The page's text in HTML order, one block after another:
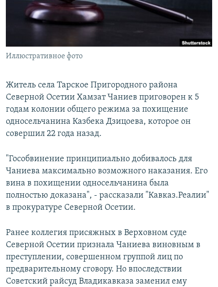
СОЦИАЛЬНЫЕ СЕТИ
Все сайты РСЕ/РС
Иллюстративное фото
Житель села Тарское Пригородного района
Северной Осетии Хамзат Чаниев приговорен к 5
годам колонии общего режима за похищение
односельчанина Казбека Дзицоева, которое он
совершил 22 года назад.
"Гособвинение принципиально добивалось для
Чаниева максимально возможного наказания. Его
вина в похищении односельчанина была
полностью доказана", - рассказали "Кавказ.Реалии"
в прокуратуре Северной Осетии.
Ранее коллегия присяжных в Верховном суде
Северной Осетии признала Чаниева виновным в
преступлении, совершенном группой лиц по
предварительному сговору. Но впоследствии
Советский райсуд Владикавказа заменил ему